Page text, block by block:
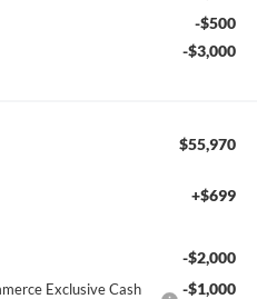
-$500
-$3,000
$55,970
+$699
-$2,000
Exclusive Cash
-$1,000